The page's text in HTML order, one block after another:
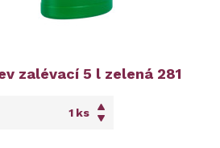
zalévací 5 l zelená 281
ks